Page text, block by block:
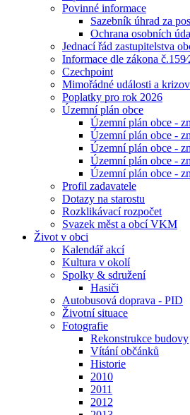
Povinné informace
Sazebník úhrad za
Ochrana osobních
Jednací řád zastupitelstva
Informace dle zákona
Czechpoint
Mimořádné události a
Poplatky pro rok 2026
Územní plán obce
Územní plán obce -
Územní plán obce -
Územní plán obce -
Územní plán obce -
Územní plán obce -
Profil zadavatele
Dotazy na starostu
Rozklikávací rozpočet
Svazek měst a obcí VKM
Život v obci
Kalendář akcí
Kultura v okolí
Spolky & sdružení
Hasiči
Autobusová doprava - PID
Životní situace
Fotografie
Rekonstrukce budovy
Vítání občánků
Historie
2010
2011
2012